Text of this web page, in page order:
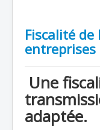
Fiscalité
entreprises
Une
adaptée.